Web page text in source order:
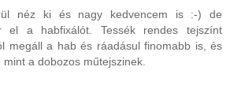
néz ki és nagy kedvencem is :-) de
el a habfixálót. Tessék rendes tejszínt
megáll a hab és ráadásul finomabb is, és
mint a dobozos műtejszinek.